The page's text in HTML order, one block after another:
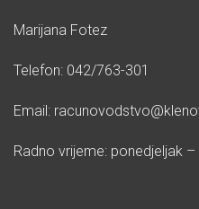
Marijana Fotez
Telefon: 042/763-301
Email:
Radno vrijeme: ponedjeljak